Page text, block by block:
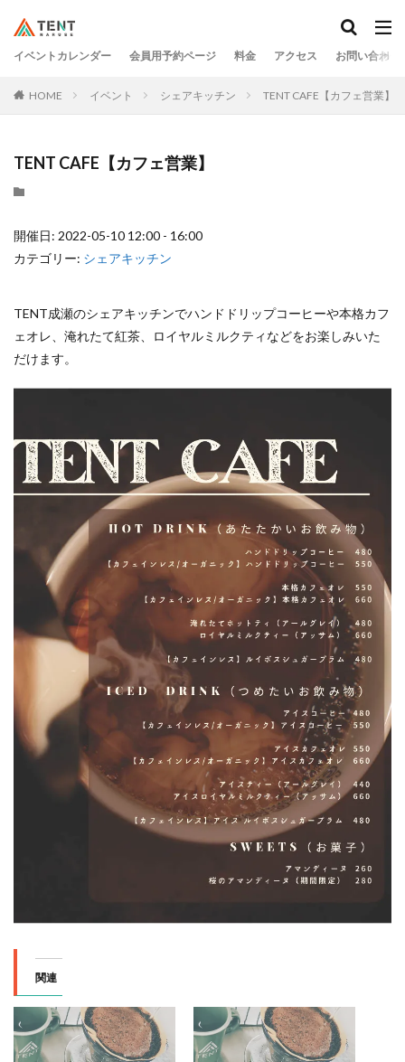
イベントカレンダー 会員用予約ページ 料金 アクセス お問い合わせ
HOME イベント シェアキッチン TENT CAFE【カフェ営業】
TENT CAFE【カフェ営業】
開催日: 2022-05-10 12:00 - 16:00
カテゴリー: シェアキッチン
TENT成瀬のシェアキッチンでハンドドリップコーヒーや本格カフ
ェオレ、淹れたて紅茶、ロイヤルミルクティなどをお楽しみいた
だけます。
関連